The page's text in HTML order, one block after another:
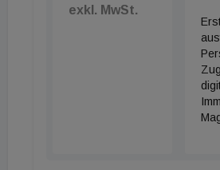
rund sieben Prozent der
Staatsfläche für Gebäude,
aktiv in Verwendung – gut die
dauerhaft asphaltiert oder
exkl. MwSt.